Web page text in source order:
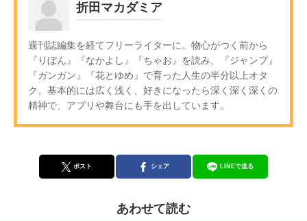
折田マカダミア
週刊誌編集を経てフリーライターに。物心がつく前から
『りぼん』『なかよし』『ちゃお』を読み、『ジャンプ』
『ガンガン』『花とゆめ』で育った人生の半分以上オタ
ク。基本的には広く浅く、好きになったら深く深く深くの
精神で、アプリや舞台にも手を出しています。
ポスト シェア LINEで送る
あわせて読む